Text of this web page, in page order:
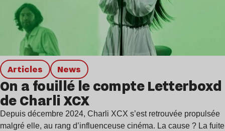
Articles news
On a fouillé le compte Letterboxd
de Charli XCX
Depuis décembre 2024, Charli XCX s’est retrouvée propulsée
malgré elle, au rang d’influenceuse cinéma. La cause ? La fuite